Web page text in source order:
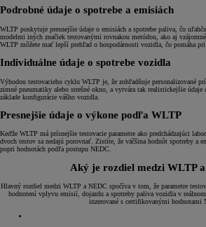
Podrobné údaje o spotrebe a emisiách
WLTP poskytuje presnejšie údaje o emisiách a spotrebe paliva, čo
modelmi iných značiek testovanými rovnakou metódou, ako aj
WLTP môžete mať lepší prehľad o hospodárnosti vozidla, čo pomáha
Individuálne údaje o spotrebe vozidla
Výhodou testovacieho cyklu WLTP je, že zohľadňuje personalizované
zimné pneumatiky alebo strešné okno, a vytvára tak realistickejšie údaje
základe konfigurácie vášho vozidla.
Presnejšie údaje o výkone podľa WLTP
Keďže WLTP má prísnejšie testovacie parametre ako predchádzajúci
dvoch testov sa nedajú porovnať. Zistíte, že väčšina hodnôt spotreby a
popri hodnotách podľa postupu NEDC.
Aký je rozdiel medzi WLTP
Hlavný rozdiel medzi WLTP a NEDC spočíva v tom, že parametre
hodnotení vplyvu emisií, dojazdu a spotreby paliva vozidla v
inzerované s certifikovanými hodnotami